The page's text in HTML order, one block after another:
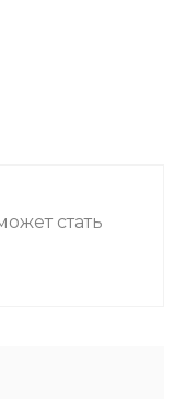
стать